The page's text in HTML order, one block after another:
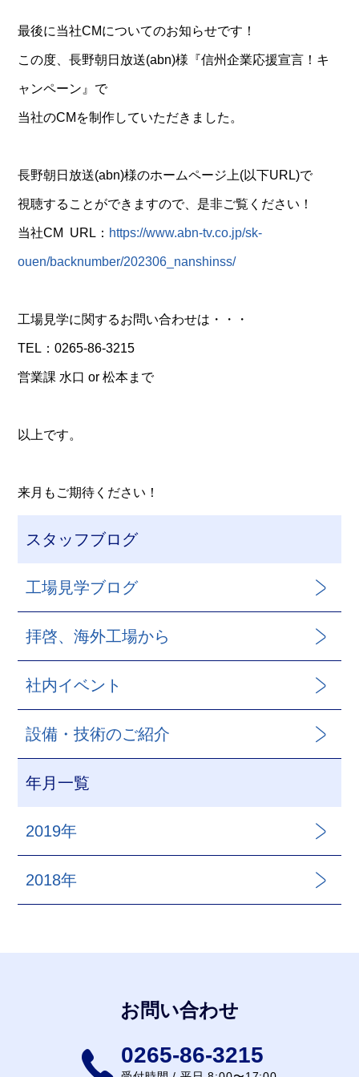
最後に当社CMについてのお知らせです！
この度、長野朝日放送(abn)様『信州企業応援宣言！キ
ャンペーン』で
当社のCMを制作していただきました。
長野朝日放送(abn)様のホームページ上(以下URL)で
視聴することができますので、是非ご覧ください！
当社CM URL： https://www.abn-tv.co.jp/sk-
ouen/backnumber/202306_nanshinss/
工場見学に関するお問い合わせは・・・
TEL：0265-86-3215
営業課 水口 or 松本まで
以上です。
来月もご期待ください！
スタッフブログ
工場見学ブログ
拝啓、海外工場から
社内イベント
設備・技術のご紹介
年月一覧
2019年
2018年
お問い合わせ
0265-86-3215